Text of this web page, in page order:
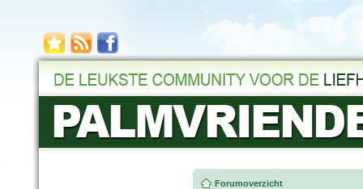
Forumoverzicht